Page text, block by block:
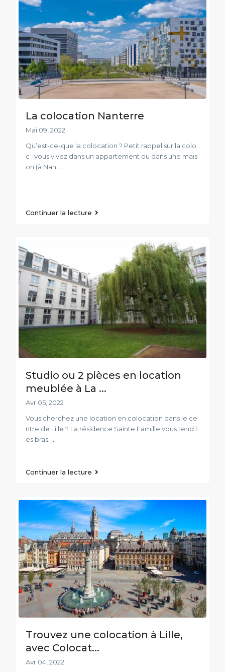
La colocation Nanterre
Mai 09, 2022
Qu’est-ce-que la colocation ? Petit rappel sur la colo
c : vous vivez dans un appartement ou dans une mais
on (à Nant
Continuer la lecture
Studio ou 2 pièces en location
meublée à La ...
Avr 05, 2022
Vous cherchez une location en colocation dans le ce
ntre de Lille ? La résidence Sainte Famille vous tend l
es bras.
Continuer la lecture
Trouvez une colocation à Lille,
avec Colocat...
Avr 04, 2022